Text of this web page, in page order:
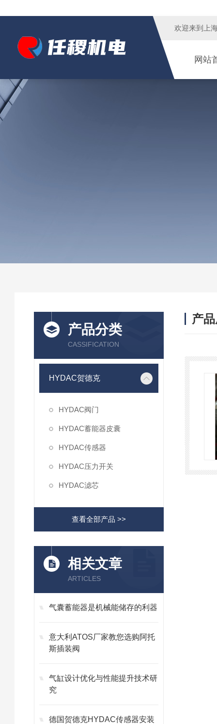
欢迎来到 上
网站
产品分类
CASSIFICATION
HYDAC贺德克
HYDAC阀门
HYDAC蓄能器皮囊
HYDAC传感器
HYDAC压力开关
HYDAC滤芯
查看全部产品 >>
相关文章
ARTICLES
气囊蓄能器是机械能储存的利器
意大利ATOS厂家教您选购阿托
斯插装阀
气缸设计优化与性能提升技术研
究
德国贺德克HYDAC传感器安装
产